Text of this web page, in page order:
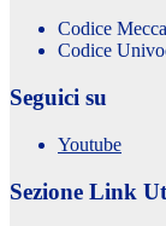
Codice
Codice
Seguici su
Youtube
Sezione Link